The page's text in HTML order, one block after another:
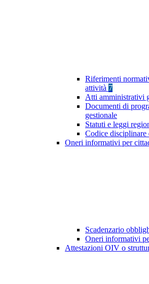
Riferimenti
attività 7
Atti amministrativi
Documenti di
gestionale
Statuti e leggi
Codice disciplinare
Oneri informativi per
Scadenzario
Oneri informativi
Attestazioni OIV o